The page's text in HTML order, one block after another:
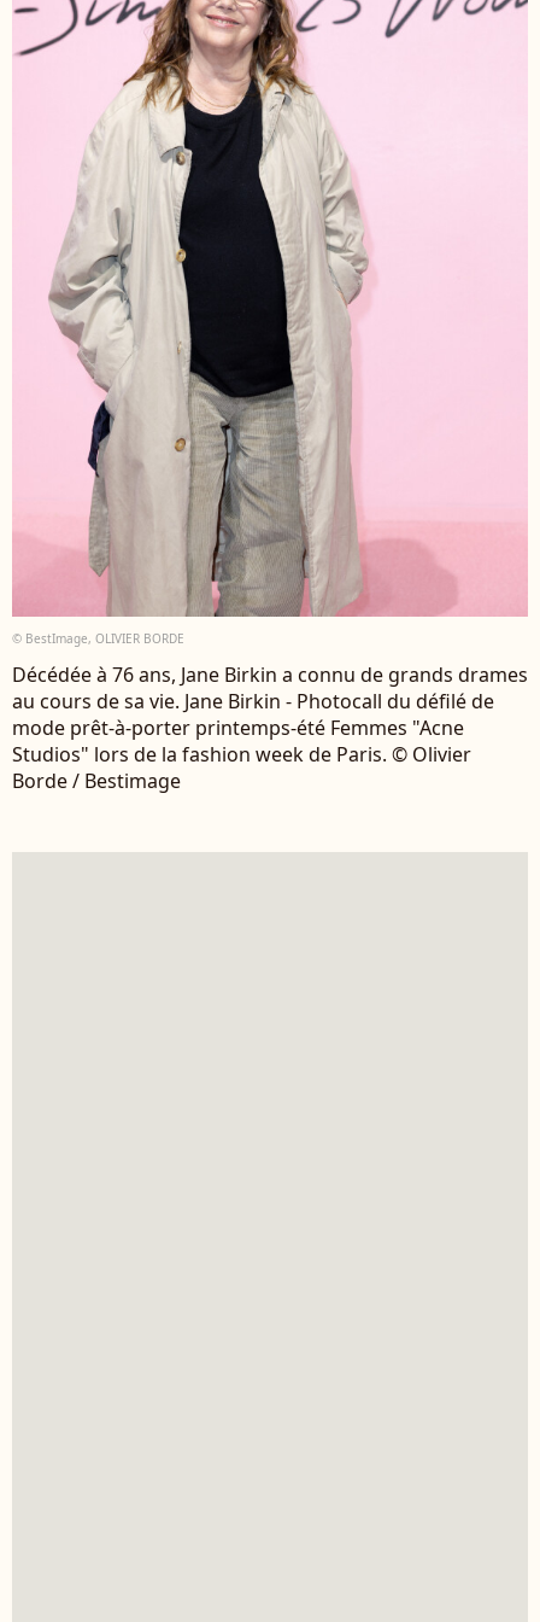
© BestImage, OLIVIER BORDE
Décédée à 76 ans, Jane Birkin a connu de grands drames
au cours de sa vie. Jane Birkin - Photocall du défilé de
mode prêt-à-porter printemps-été Femmes "Acne
Studios" lors de la fashion week de Paris. © Olivier
Borde / Bestimage